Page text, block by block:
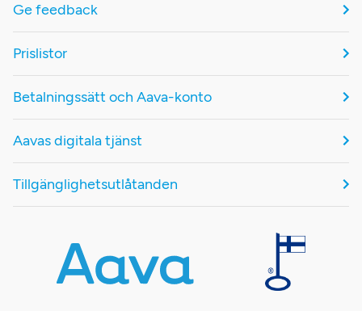
Ge feedback
Prislistor
Betalningssätt och Aava-konto
Aavas digitala tjänst
Tillgänglighetsutlåtanden